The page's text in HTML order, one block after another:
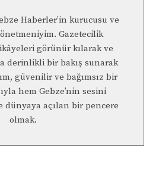
Haberler’in kurucusu ve
Gazetecilik
görünür kılarak ve
derinlikli bir bakış sunarak
güvenilir ve bağımsız bir
hem Gebze’nin sesini
dünyaya açılan bir pencere
olmak.